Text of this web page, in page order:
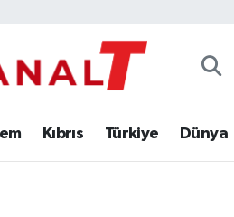
Kıbrıs Türkiye Dünya